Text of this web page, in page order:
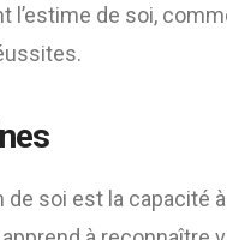
de soi,
de soi est la